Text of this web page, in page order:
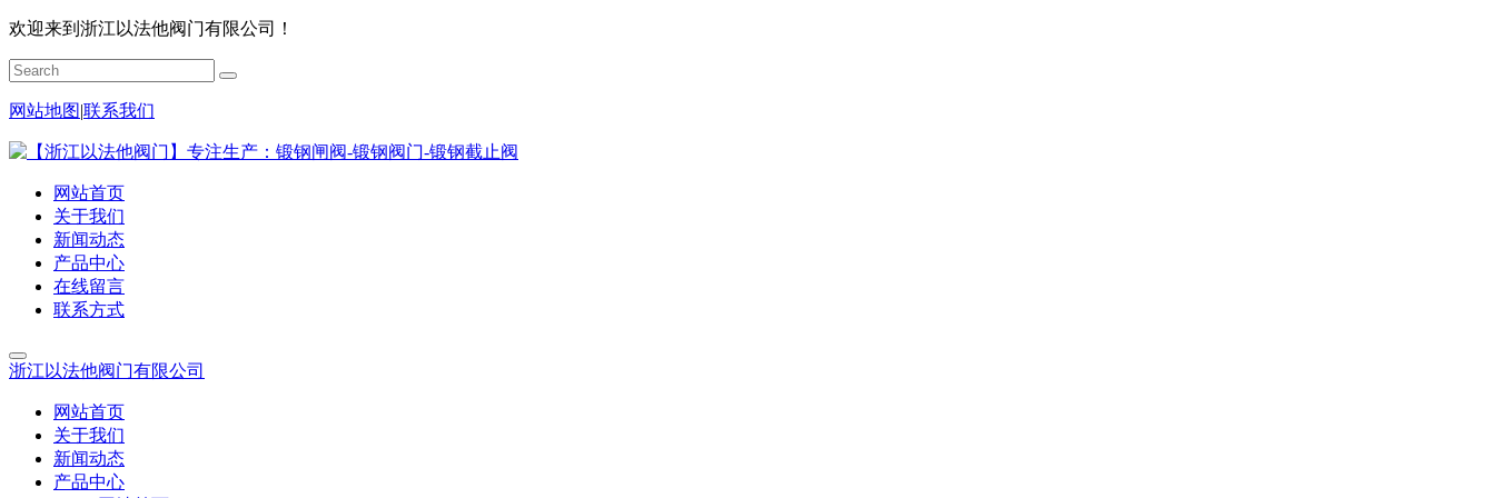
欢迎来到浙江以法他阀门有限公司！
网站地图|联系我们
网站首页
关于我们
新闻动态
产品中心
在线留言
联系方式
浙江以法他阀门有限公司
网站首页
关于我们
新闻动态
产品中心